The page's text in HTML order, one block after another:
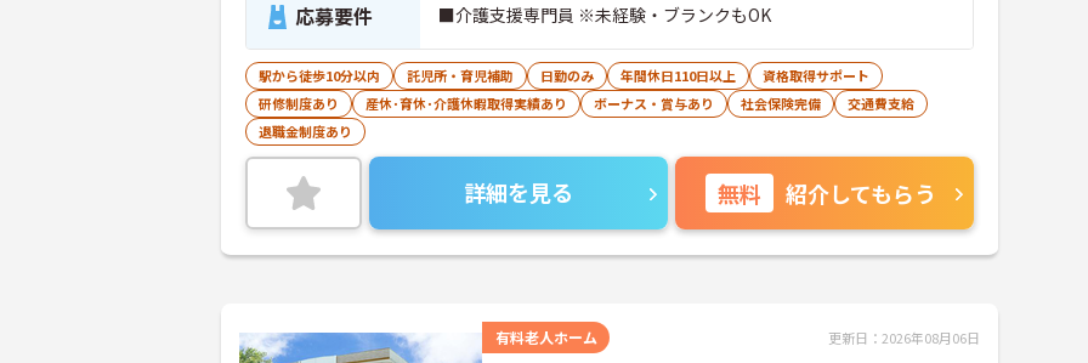
応募要件 ■介護支援専門員 ※未経験・ブランクもOK
駅から徒歩10分以内 託児所・育児補助 日勤のみ 年間休日110日以上
資格取得サポート
研修制度あり
産休･育休･介護休暇取得実績あり ボーナス・賞与あり 社会保険完備
交通費支給
退職金制度あり
詳細を見る 無料 紹介してもらう
有料老人ホーム 更新日：2026年08月06日